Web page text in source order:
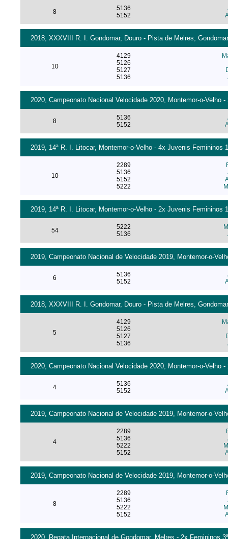
8
5136
5152
2018, XXXVIII R. I. Gondomar, Douro - Pista de Melres,
10
4129
5126
5127
5136
2020, Campeonato Nacional Velocidade 2020, Montemor-o-Velho
8
5136
5152
2019, 14ª R. I. Litocar, Montemor-o-Velho - 4x Juvenis Femininos
10
2289
5136
5152
5222
2019, 14ª R. I. Litocar, Montemor-o-Velho - 2x Juvenis Femininos
54
5222
5136
2019, Campeonato Nacional de Velocidade 2019, Montemor-o-
6
5136
5152
2018, XXXVIII R. I. Gondomar, Douro - Pista de Melres,
5
4129
5126
5127
5136
2020, Campeonato Nacional Velocidade 2020, Montemor-o-Velho
4
5136
5152
2019, Campeonato Nacional de Velocidade 2019, Montemor-o-
4
2289
5136
5222
5152
2019, Campeonato Nacional de Velocidade 2019, Montemor-o-
8
2289
5136
5222
5152
2020, Regata Internacional de Gondomar, Melres - 2x Femininos